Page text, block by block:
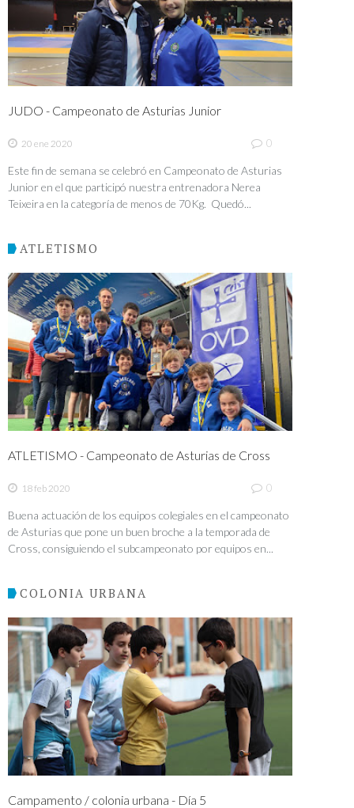
JUDO - Campeonato de Asturias Junior
20 ene 2020 0
Este fin de semana se celebró en Campeonato de Asturias
Junior en el que participó nuestra entrenadora Nerea
Teixeira en la categoría de menos de 70Kg. Quedó...
ATLETISMO
ATLETISMO - Campeonato de Asturias de Cross
18 feb 2020 0
Buena actuación de los equipos colegiales en el campeonato
de Asturias que pone un buen broche a la temporada de
Cross, consiguiendo el subcampeonato por equipos en...
COLONIA URBANA
Campamento / colonia urbana - Día 5